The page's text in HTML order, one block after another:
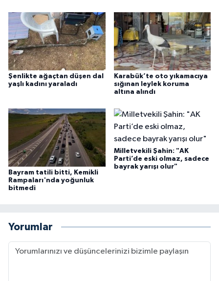
Şenlikte ağaçtan düşen dal
yaşlı kadını yaraladı
Karabük’te oto yıkamacıya
sığınan leylek koruma
altına alındı
Bayram tatili bitti, Kemikli
Rampaları'nda yoğunluk
bitmedi
Milletvekili Şahin: "AK
Parti’de eski olmaz, sadece
bayrak yarışı olur"
Yorumlar